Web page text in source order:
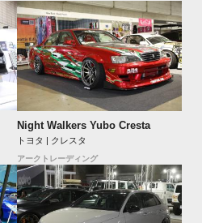
Night Walkers Yubo Cresta
トヨタ | クレスタ
アークトレーディング